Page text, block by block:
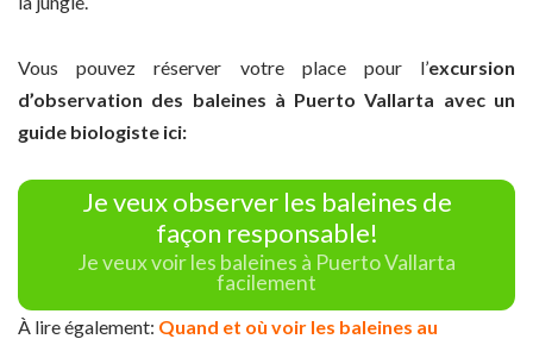
Vous pouvez réserver votre place pour l’excursion
d’observation des baleines à Puerto Vallarta avec un
guide biologiste ici:
Je veux observer les baleines de
façon responsable!
Je veux voir les baleines à Puerto Vallarta
facilement
À lire également: Quand et où voir les baleines au